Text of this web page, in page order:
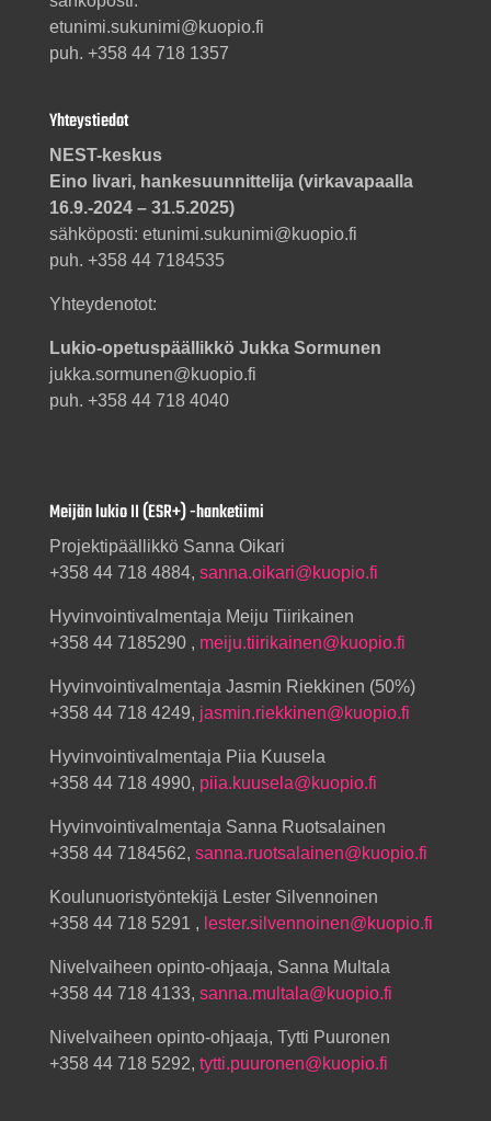
etunimi.sukunimi@kuopio.fi
puh. +358 44 718 1357
Yhteystiedot
NEST-keskus
Eino Iivari, hankesuunnittelija (virkavapaalla
16.9.-2024 – 31.5.2025)
sähköposti: etunimi.sukunimi@kuopio.fi
puh. +358 44 7184535
Yhteydenotot:
Lukio-opetuspäällikkö Jukka Sormunen
jukka.sormunen@kuopio.fi
puh. +358 44 718 4040
Meijän lukio II (ESR+) -hanketiimi
Projektipäällikkö Sanna Oikari
+358 44 718 4884, sanna.oikari@kuopio.fi
Hyvinvointivalmentaja Meiju Tiirikainen
+358 44 7185290 , meiju.tiirikainen@kuopio.fi
Hyvinvointivalmentaja Jasmin Riekkinen (50%)
+358 44 718 4249, jasmin.riekkinen@kuopio.fi
Hyvinvointivalmentaja Piia Kuusela
+358 44 718 4990, piia.kuusela@kuopio.fi
Hyvinvointivalmentaja Sanna Ruotsalainen
+358 44 7184562, sanna.ruotsalainen@kuopio.fi
Koulunuoristyöntekijä Lester Silvennoinen
+358 44 718 5291 , lester.silvennoinen@kuopio.fi
Nivelvaiheen opinto-ohjaaja, Sanna Multala
+358 44 718 4133, sanna.multala@kuopio.fi
Nivelvaiheen opinto-ohjaaja, Tytti Puuronen
+358 44 718 5292, tytti.puuronen@kuopio.fi